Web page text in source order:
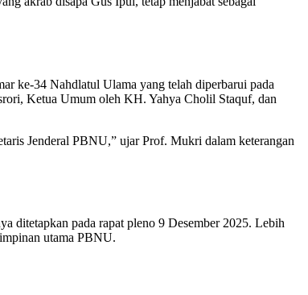
ke-34 Nahdlatul Ulama yang telah diperbarui pada
Ketua Umum oleh KH. Yahya Cholil Staquf, dan
Jenderal PBNU,” ujar Prof. Mukri dalam keterangan
ditetapkan pada rapat pleno 9 Desember 2025. Lebih
utama PBNU.